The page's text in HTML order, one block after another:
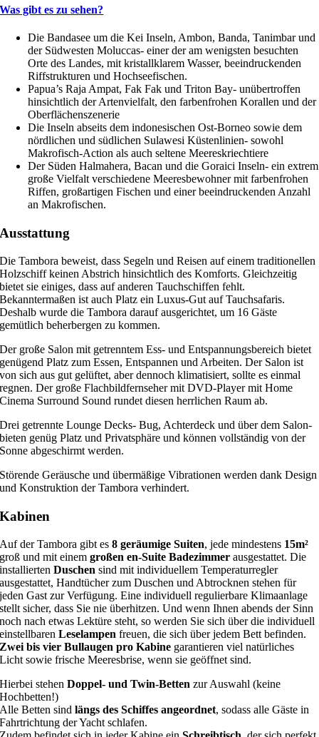
Was gibt es zu sehen?
Die Bandasee um die Kei Inseln, Ambon, Banda, Tanimbar und
der Südwesten Moluccas- einer der am wenigsten besuchten
Orte des Landes, mit kristallklarem Wasser, beeindruckenden
Riffstrukturen und Hochseefischen.
Papua’s Raja Ampat, Fak Fak und Triton Bay- unübertroffen
hinsichtlich der Artenvielfalt, den farbenfrohen Korallen und der
Oberflächenszenerie
Die Inseln abseits dem indonesischen Ost-Borneo sowie dem
nördlichen und südlichen Sulawesi Küstenlinien- sowohl
Makrofisch-Action als auch seltene Meereskriechtiere
Der Süden Halmahera, Bacan und die Goraici Inseln- ein extrem
große Vielfalt verschiedene Meeresbewohner mit farbenfrohen
Riffen, großartigen Fischen und einer beeindruckenden Anzahl
an Makrofischen.
Ausstattung
Die Tambora beweist, dass Segeln und Reisen auf einem traditionellen
Holzschiff keinen Abstrich hinsichtlich des Komforts. Gleichzeitig
bietet sie einiges, dass auf anderen Tauchschiffen fehlt.
Bekanntermaßen ist auch Platz ein Luxus-Gut auf Tauchsafaris.
Deshalb wurde die Tambora darauf ausgerichtet, um 16 Gäste
gemütlich beherbergen zu kommen.
Der große Salon mit getrenntem Ess- und Entspannungsbereich bietet
genügend Platz zum Essen, Entspannen und Arbeiten. Der Salon ist
von sich aus gut gelüftet, aber dennoch klimatisiert, sollte es einmal
regnen. Der große Flachbildfernseher mit DVD-Player mit Home
Cinema Surround Sound rundet diesen herrlichen Raum ab.
Drei getrennte Lounge Decks- Bug, Achterdeck und über dem Salon-
bieten genüg Platz und Privatsphäre und können vollständig von der
Sonne abgeschirmt werden.
Störende Geräusche und übermäßige Vibrationen werden dank Design
und Konstruktion der Tambora verhindert.
Kabinen
Auf der Tambora gibt es8 geräumige Suiten, jede mindestens 15m²
groß und mit einemgroßen en-Suite Badezimmer ausgestattet. Die
installiertenDuschen sind mit individuellem Temperaturregler
ausgestattet, Handtücher zum Duschen und Abtrocknen stehen für
jeden Gast zur Verfügung. Eine individuell regulierbare Klimaanlage
stellt sicher, dass Sie nie überhitzen. Und wenn Ihnen abends der Sinn
noch nach etwas Lektüre steht, so werden Sie sich über die individuell
einstellbarenLeselampen freuen, die sich über jedem Bett befinden.
Zwei bis vier Bullaugen pro Kabine garantieren viel natürliches
Licht sowie frische Meeresbrise, wenn sie geöffnet sind.
Hierbei stehenDoppel- und Twin-Betten zur Auswahl (keine
Hochbetten!)
Alle Betten sindlängs des Schiffes angeordnet, sodass alle Gäste in
Fahrtrichtung der Yacht schlafen.